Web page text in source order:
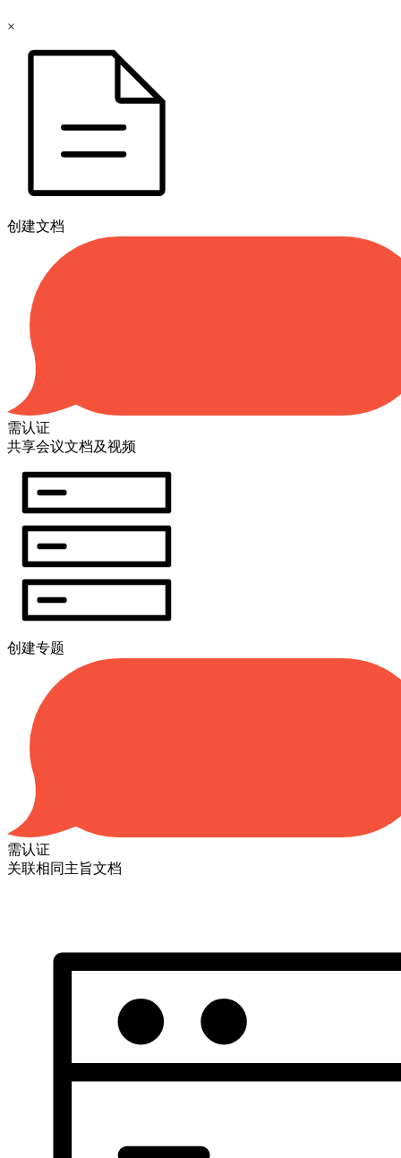
×
创建文档
需认证
共享会议文档及视频
创建专题
需认证
关联相同主旨文档